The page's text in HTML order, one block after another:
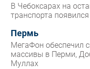
В Чебоксарах на
транспорта
Пермь
МегаФон обеспечил
массивы в Перми,
Муллах